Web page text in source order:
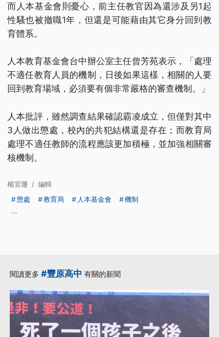
而人本基金會則憂心，前主任教官因為還涉及另1起
性騷也被撤職1年，但還是可能藉由其它身分回到教
育體系。
人本教育基金會台中辦公室主任曾芳苑表示，「處理
不適任教育人員的機制，日後如果這樣，相關的人要
回到教育場域，必須要有個非常嚴格的審查機制。」
人本批評，雖然調查結果確認霸凌成立，但僅對其中
3人做出懲處，校內的共犯結構還是存在；而教育局
處理不適任教師的流程應該更加積極，並加強相關審
核機制。
楊宜珊 / 編輯
懲處
教育局 人本基金會
機制
...
閱讀更多 #豐原高中 有關的新聞